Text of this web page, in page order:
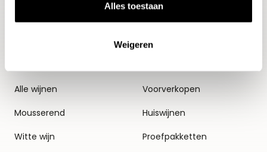
Alles toestaan
Weigeren
Alle wijnen
Mousserend
Witte wijn
Thema's
Voorverkopen
Huiswijnen
Proefpakketten